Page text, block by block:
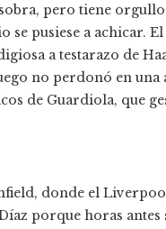
pero tiene
se pusiese a achicar.
a testarazo de
no perdonó en
de Guardiola, que
donde el
porque horas antes